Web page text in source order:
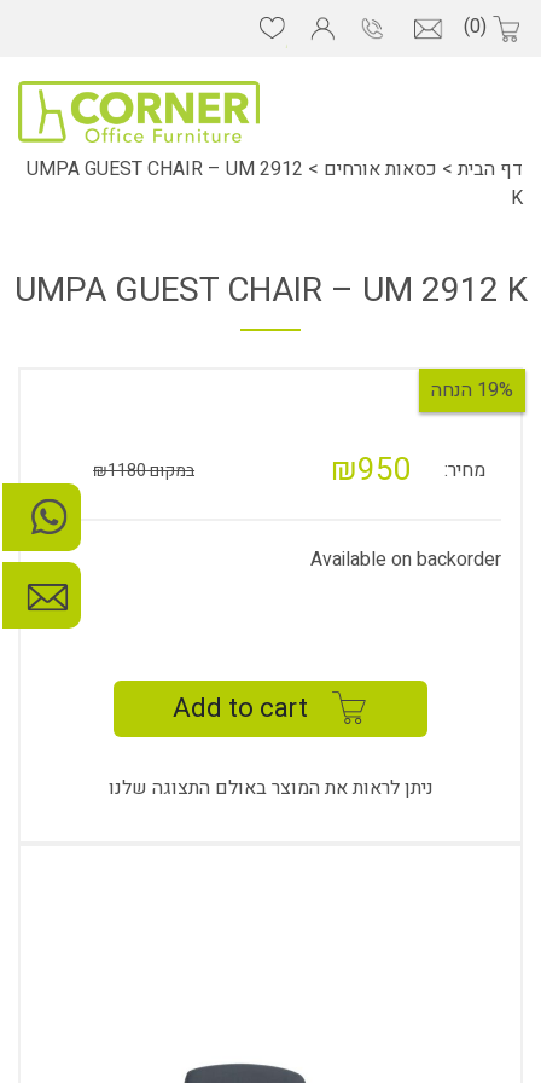
(0)
דף הבית > כסאות אורחים >
UMPA GUEST CHAIR – UM 2912
K
UMPA GUEST CHAIR – UM 2912 K
19% הנחה
מחיר: ₪950 במקום ₪1180
Available on backorder
Add to cart
ניתן לראות את המוצר באולם התצוגה שלנו